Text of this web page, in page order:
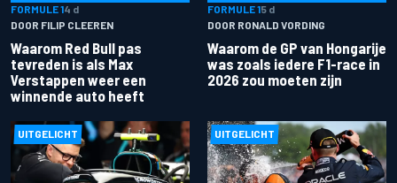
FORMULE 14 d
DOOR FILIP CLEEREN
Waarom Red Bull pas
tevreden is als Max
Verstappen weer een
winnende auto heeft
FORMULE 15 d
DOOR RONALD VORDING
Waarom de GP van Hongarije
was zoals iedere F1-race in
2026 zou moeten zijn
UITGELICHT UITGELICHT